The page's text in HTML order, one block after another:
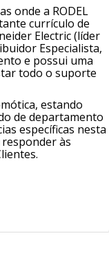
onde a RODEL
currículo de
Electric (líder
Especialista,
e possui uma
todo o suporte
estando
de departamento
específicas nesta
às